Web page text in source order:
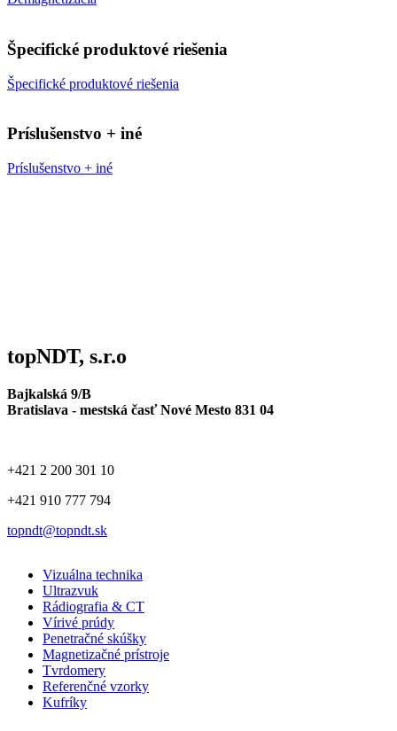
Špecifické produktové riešenia
Špecifické produktové riešenia
Príslušenstvo + iné
Príslušenstvo + iné
topNDT, s.r.o
Bajkalská 9/B
Bratislava - mestská časť Nové Mesto 831 04
+421 2 200 301 10
+421 910 777 794
topndt@topndt.sk
Vizuálna technika
Ultrazvuk
Rádiografia & CT
Vírivé prúdy
Penetračné skúšky
Magnetizačné prístroje
Tvrdomery
Referenčné vzorky
Kufríky